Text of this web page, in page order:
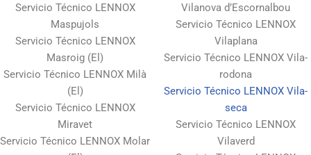
Servicio Técnico LENNOX
Maspujols
Servicio Técnico LENNOX
Masroig (El)
Servicio Técnico LENNOX Milà
(El)
Servicio Técnico LENNOX
Miravet
Servicio Técnico LENNOX Molar
Vilanova d’Escornalbou
Servicio Técnico LENNOX
Vilaplana
Servicio Técnico LENNOX Vila-
rodona
Servicio Técnico LENNOX Vila-
seca
Servicio Técnico LENNOX
Vilaverd